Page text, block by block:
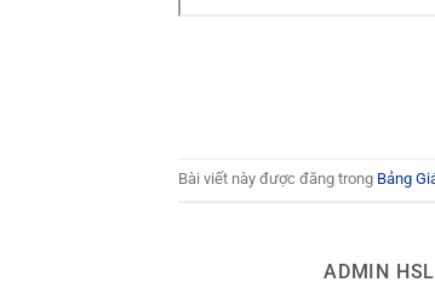
Bài viết này được đăng trong Bảng
ADMIN HSL